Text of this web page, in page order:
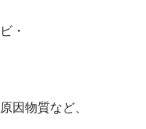
・
因物質など、